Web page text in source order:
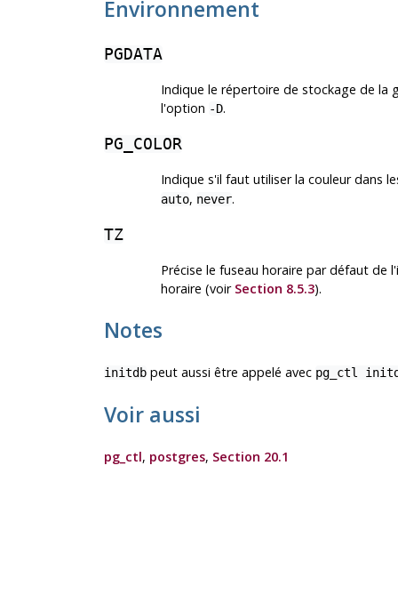
Environnement
PGDATA
Indique le répertoire de stockage de la
l'option -D.
PG_COLOR
Indique s'il faut utiliser la couleur dans
auto, never.
TZ
Précise le fuseau horaire par défaut
horaire (voir Section 8.5.3).
Notes
initdbpeut aussi être appelé avec pg_ctl
Voir aussi
pg_ctl, postgres, Section 20.1